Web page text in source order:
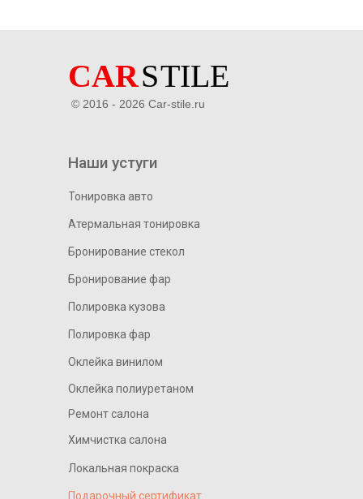
Наши устуги
Тонировка авто
Атермальная тонировка
Бронирование стекол
Бронирование фар
Локальная покраска
Подарочный сертификат
Оклейка винилом
Оклейка полиуретаном
Химчистка салона
Полировка кузова
Полировка фар
Ремонт салона
© 2016 - 2026 Car-stile.ru